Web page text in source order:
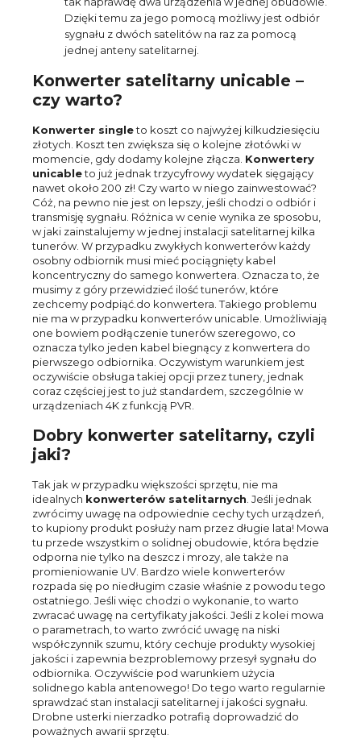
Dzięki temu za jego pomocą możliwy jest odbiór
sygnału z dwóch satelitów na raz za pomocą
jednej anteny satelitarnej.
Konwerter satelitarny unicable –
czy warto?
Konwerter singleto koszt co najwyżej kilkudziesięciu
złotych. Koszt ten zwiększa się o kolejne złotówki w
momencie, gdy dodamy kolejne złącza. Konwertery
unicableto już jednak trzycyfrowy wydatek sięgający
nawet około 200 zł! Czy warto w niego zainwestować?
Cóż, na pewno nie jest on lepszy, jeśli chodzi o odbiór i
transmisję sygnału. Różnica w cenie wynika ze sposobu,
w jaki zainstalujemy w jednej instalacji satelitarnej kilka
tunerów. W przypadku zwykłych konwerterów każdy
osobny odbiornik musi mieć pociągnięty kabel
koncentryczny do samego konwertera. Oznacza to, że
musimy z góry przewidzieć ilość tunerów, które
zechcemy podpiąć.do konwertera. Takiego problemu
nie ma w przypadku konwerterów unicable. Umożliwiają
one bowiem podłączenie tunerów szeregowo, co
oznacza tylko jeden kabel biegnący z konwertera do
pierwszego odbiornika. Oczywistym warunkiem jest
oczywiście obsługa takiej opcji przez tunery, jednak
coraz częściej jest to już standardem, szczególnie w
urządzeniach 4K z funkcją PVR.
Dobry konwerter satelitarny, czyli
jaki?
Tak jak w przypadku większości sprzętu, nie ma
idealnych konwerterów satelitarnych. Jeśli jednak
zwrócimy uwagę na odpowiednie cechy tych urządzeń,
to kupiony produkt posłuży nam przez długie lata! Mowa
tu przede wszystkim o solidnej obudowie, która będzie
odporna nie tylko na deszcz i mrozy, ale także na
promieniowanie UV. Bardzo wiele konwerterów
rozpada się po niedługim czasie właśnie z powodu tego
ostatniego. Jeśli więc chodzi o wykonanie, to warto
zwracać uwagę na certyfikaty jakości. Jeśli z kolei mowa
o parametrach, to warto zwrócić uwagę na niski
współczynnik szumu, który cechuje produkty wysokiej
jakości i zapewnia bezproblemowy przesył sygnału do
odbiornika. Oczywiście pod warunkiem użycia
solidnego kabla antenowego! Do tego warto regularnie
sprawdzać stan instalacji satelitarnej i jakości sygnału.
Drobne usterki nierzadko potrafią doprowadzić do
poważnych awarii sprzętu.